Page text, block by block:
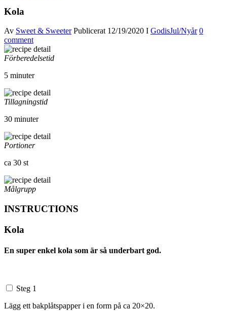
Kola
Av Sweet & Sweeter Publicerat 12/19/2020 I GodisJul/Nyår 0
comment
Förberedelsetid
5 minuter
Tillagningstid
30 minuter
Portioner
ca 30 st
Målgrupp
INSTRUCTIONS
Kola
En super enkel kola som är så underbart god.
Steg 1
Lägg ett bakplåtspapper i en form på ca 20×20.